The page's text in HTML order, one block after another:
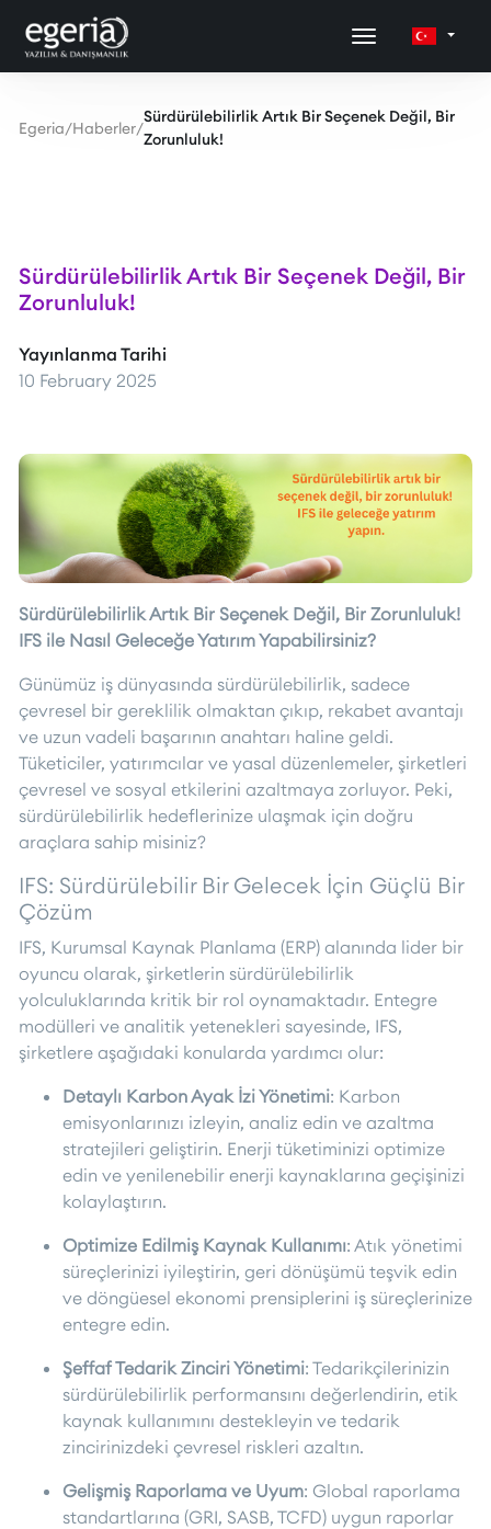
Egeria/Haberler/
Sürdürülebilirlik Artık Bir Seçenek Değil, Bir
Zorunluluk!
Sürdürülebilirlik Artık Bir Seçenek Değil, Bir
Zorunluluk!
Yayınlanma Tarihi
10 February 2025
Sürdürülebilirlik Artık Bir Seçenek Değil, Bir Zorunluluk!
IFS ile Nasıl Geleceğe Yatırım Yapabilirsiniz?
Günümüz iş dünyasında sürdürülebilirlik, sadece
çevresel bir gereklilik olmaktan çıkıp, rekabet avantajı
ve uzun vadeli başarının anahtarı haline geldi.
Tüketiciler, yatırımcılar ve yasal düzenlemeler, şirketleri
çevresel ve sosyal etkilerini azaltmaya zorluyor. Peki,
sürdürülebilirlik hedeflerinize ulaşmak için doğru
araçlara sahip misiniz?
IFS: Sürdürülebilir Bir Gelecek İçin Güçlü Bir
Çözüm
IFS, Kurumsal Kaynak Planlama (ERP) alanında lider bir
oyuncu olarak, şirketlerin sürdürülebilirlik
yolculuklarında kritik bir rol oynamaktadır. Entegre
modülleri ve analitik yetenekleri sayesinde, IFS,
şirketlere aşağıdaki konularda yardımcı olur:
Detaylı Karbon Ayak İzi Yönetimi: Karbon
emisyonlarınızı izleyin, analiz edin ve azaltma
stratejileri geliştirin. Enerji tüketiminizi optimize
edin ve yenilenebilir enerji kaynaklarına geçişinizi
kolaylaştırın.
Optimize Edilmiş Kaynak Kullanımı: Atık yönetimi
süreçlerinizi iyileştirin, geri dönüşümü teşvik edin
ve döngüesel ekonomi prensiplerini iş süreçlerinize
entegre edin.
Şeffaf Tedarik Zinciri Yönetimi: Tedarikçilerinizin
sürdürülebilirlik performansını değerlendirin, etik
kaynak kullanımını destekleyin ve tedarik
zincirinizdeki çevresel riskleri azaltın.
Gelişmiş Raporlama ve Uyum: Global raporlama
standartlarına (GRI, SASB, TCFD) uygun raporlar